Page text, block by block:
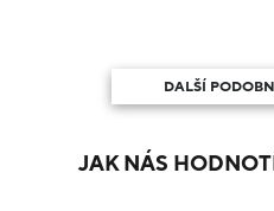
DALŠÍ
JAK NÁS